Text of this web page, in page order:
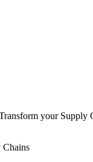
your Supply